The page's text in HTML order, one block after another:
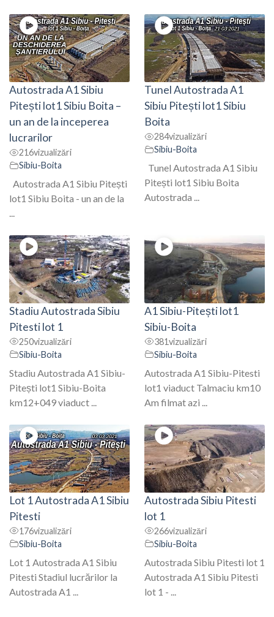
Autostrada A1 Sibiu
Pitești lot1 Sibiu Boita –
un an de la inceperea
lucrarilor
216vizualizări
Sibiu-Boita
Autostrada A1 Sibiu Pitești
lot1 Sibiu Boita - un an de la
...
Tunel Autostrada A1
Sibiu Pitești lot1 Sibiu
Boita
284vizualizări
Sibiu-Boita
Tunel Autostrada A1 Sibiu
Pitești lot1 Sibiu Boita
Autostrada ...
Stadiu Autostrada Sibiu
Pitesti lot 1
250vizualizări
Sibiu-Boita
Stadiu Autostrada A1 Sibiu-
Pitești lot1 Sibiu-Boita
km12+049 viaduct ...
A1 Sibiu-Pitești lot1
Sibiu-Boita
381vizualizări
Sibiu-Boita
Autostrada A1 Sibiu-Pitesti
lot1 viaduct Talmaciu km10
Am filmat azi ...
Lot 1 Autostrada A1 Sibiu
Pitesti
176vizualizări
Sibiu-Boita
Lot 1 Autostrada A1 Sibiu
Pitesti Stadiul lucrărilor la
Autostrada A1 ...
Autostrada Sibiu Pitesti
lot 1
266vizualizări
Sibiu-Boita
Autostrada Sibiu Pitesti lot 1
Autostrada A1 Sibiu Pitesti
lot 1 - ...